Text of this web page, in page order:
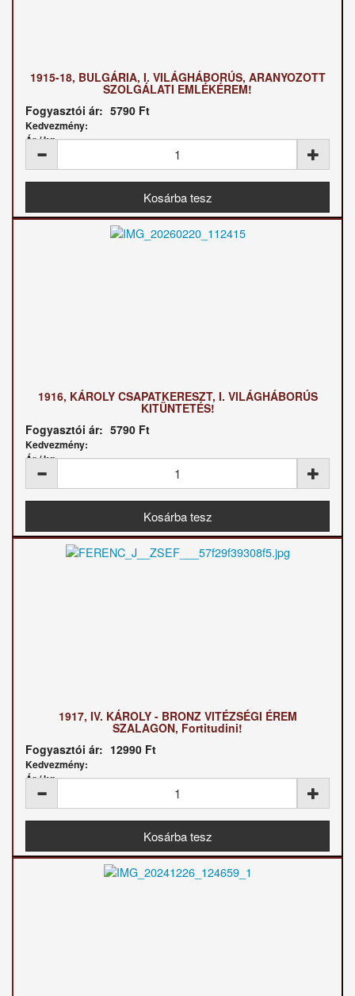
1915-18, BULGÁRIA, I. VILÁGHÁBORÚS, ARANYOZOTT
SZOLGÁLATI EMLÉKÉREM!
Fogyasztói ár: 5790 Ft
Kedvezmény:
Ár / kg:
1916, KÁROLY CSAPATKERESZT, I. VILÁGHÁBORÚS
KITÜNTETÉS!
Fogyasztói ár: 5790 Ft
Kedvezmény:
Ár / kg:
1917, IV. KÁROLY - BRONZ VITÉZSÉGI ÉREM
SZALAGON, Fortitudini!
Fogyasztói ár: 12990 Ft
Kedvezmény:
Ár / kg: